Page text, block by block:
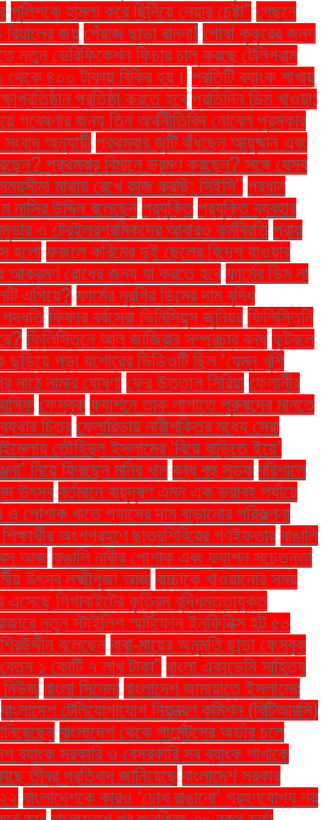
পুলিশকে হামলা করে ছিনিয়ে নেয়ার চেষ্টা" পেছনে
রিয়ালের জয় পেঁয়াজ ছাড়া রান্না! পোষা কুকুরের জন্য
নতুন ভেরিফিকেশন ফিচার চালু করছে টেলিগ্রাম
৪০০ টাকায় বিক্রি হয়। প্রতিটি ব্যাংক শাখায়
প্রতিষ্ঠা করতে হবে প্রতিদিন ডিম খাওয়া:
গবেষণার জন্য তিন অর্থনীতিবিদ নোবেল পুরস্কার
অনুযায়ী প্রথমবার জুটি বাঁধছেন আয়ুষ্মান এবং
প্রথমবার বিমানে ভ্রমণ করছেন? সঙ্গে যেসব
মাথায় রেখে কাজ করছি: সিইসি" প্রধান
নাসির উদ্দিন বলেছেন প্রযুক্তি প্রযুক্তি ব্যবহার
ও ট্রেইলরশ্রমিকদের আবারও কর্মবিরতি প্রায়
হলো ফজলে করিমের দুই ছেলের বিদেশ যাওয়ার
আক্রমণ রোধের জন্য যা করতে হবে ফার্মের ডিম না
এগিয়ে? ফার্মের মুরগির ডিমের দাম বৃদ্ধি
পদ্ধতি ফিফার বর্ষসেরা ভিনিসিয়ুস জুনিয়র ফিলিস্তিনি
ফিলিস্তিনে আল জাজিরার সম্প্রচার বন্ধ ফুটবলে
পড়া যশোরের ভিডিওটি ছিল ‘যেমন খুশি
মাঠে নামার ঘোষণা ফের উত্তাল সিরিয়া ফেলানীর
আসিফ ফেসবুক ফ্যাশনে তাক লাগাতে পুরুষদের মানতে
চিত্র ফ্লোরিডায় নারীশক্তির মধ্যে সেরা
তৌহিদুল ইসলামের ‘বিয়ে বাড়িতে ইয়ে’
নিয়ে ফিরছেন মনির খান বন্ধ বহু সড়ক বরিশালে
উৎসব বর্তমানে বায়ুদূষণ এমন এক ভয়াবহ পর্যায়ে
ও পোশাক খাতে গ্যাসের দাম বাড়ানোর পরিকল্পনা
অংশগ্রহণে ছাত্রশিবিরের গণইফতার বাঙালি
আজ বাঙালি নারীর পোশাক এবং ফ্যাশন সচেতনতা
উৎসব লক্ষ্মীপূজা আজ বাচ্চাকে খাওয়ানোর সময়
এসেছে গিগাবাইটের কৃত্রিম বুদ্ধিমত্তাযুক্ত
নতুন স্টাইলিশ স্মার্টফোন ইনফিনিক্স হট ৫০
বলেছেন বাবা-মায়ের অনুমতি ছাড়া ফেসবুক
বেতন ১ কোটি ৭ লাখ টাকা" বাংলা একাডেমি সাহিত্য
নিউজ বাংলা সিনেমা বাংলাদেশ জামায়াতে ইসলামের
বাংলাদেশ টেলিযোগাযোগ নিয়ন্ত্রণ কমিশন (বিটিআরসি)
বাংলাদেশ থেকে গার্মেন্টসের অর্ডার চলে
ব্যাংক সরকারি ও বেসরকারি সব ব্যাংক শাখাকে
তীব্র প্রতিবাদ জানিয়েছে বাংলাদেশ সরকার
বাংলাদেশকে কারও ‘চোখ রাঙানো’ গ্রহণযোগ্য নয়